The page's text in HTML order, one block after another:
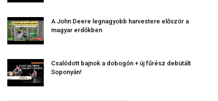
A John Deere legnagyobb harvestere először a
magyar erdőkben
Csalódott bajnok a dobogón + új fűrész debütált
Soponyán!